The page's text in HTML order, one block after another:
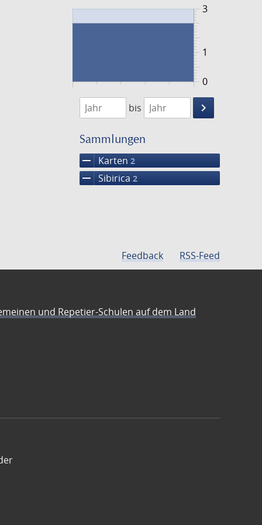
0
3
1
1720
1721
bis
keyboard_arrow_right
Suche
Sammlungen
remove Karten 2
remove Sibirica 2
Feedback RSS-Feed
und Repetier-Schulen auf dem Land